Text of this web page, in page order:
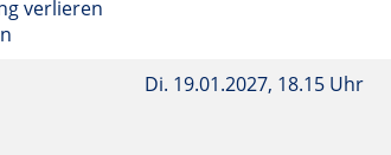
verlieren
Di. 19.01.2027, 18.15 Uhr